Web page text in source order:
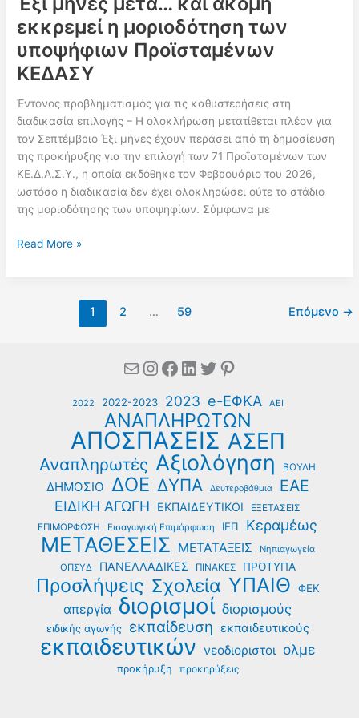
εκκρεμεί η μοριοδότηση των
υποψήφιων Προϊσταμένων
ΚΕΔΑΣΥ
Έντονος προβληματισμός για τις καθυστερήσεις στη
διαδικασία επιλογής – Η ολοκλήρωση μετατίθεται πλέον για
τον Σεπτέμβριο Έξι μήνες έχουν περάσει από τη δημοσίευση
της προκήρυξης για την επιλογή των 71 Προϊσταμένων των
ΚΕ.Δ.Α.Σ.Υ., η οποία εκδόθηκε τον Φεβρουάριο του 2026,
ωστόσο η διαδικασία δεν έχει ολοκληρώσει ούτε το στάδιο
της μοριοδότησης των υποψηφίων. Σύμφωνα με
Έξι
υποψήφιων
Read More »
1 2 … 59 Επόμενο →
MailInstagram
Facebook
Linkedin
Twitter
Pinterest
2022 2022-2023 2023 e-ΕΦΚΑ ΑΕΙ
ΑΝΑΠΛΗΡΩΤΩΝ
ΑΠΟΣΠΑΣΕΙΣ ΑΣΕΠ
Αναπληρωτές Αξιολόγηση ΒΟΥΛΗ
ΔΗΜΟΣΙΟ ΔΟΕ ΔΥΠΑ Δευτεροβάθμια ΕΑΕ
ΕΙΔΙΚΗ ΑΓΩΓΗ ΕΚΠΑΙΔΕΥΤΙΚΟΙ ΕΞΕΤΑΣΕΙΣ
ΕΠΙΜΟΡΦΩΣΗ Εισαγωγική Επιμόρφωση ΙΕΠ Κεραμέως
ΜΕΤΑΘΕΣΕΙΣ ΜΕΤΑΤΑΞΕΙΣ
Νηπιαγωγεία
ΟΠΣΥΔ
ΠΑΝΕΛΛΑΔΙΚΕΣ ΠΙΝΑΚΕΣ ΠΡΟΤΥΠΑ
Προσλήψεις Σχολεία ΥΠΑΙΘ ΦΕΚ
απεργία διορισμοί διορισμούς
ειδικής αγωγής εκπαίδευση εκπαιδευτικούς
εκπαιδευτικών νεοδιοριστοι ολμε
προκήρυξη προκηρύξεις